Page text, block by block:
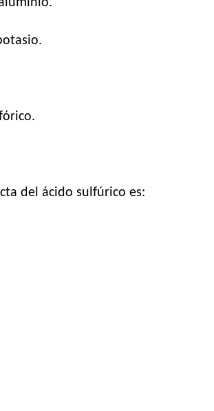
del ácido sulfúrico es: